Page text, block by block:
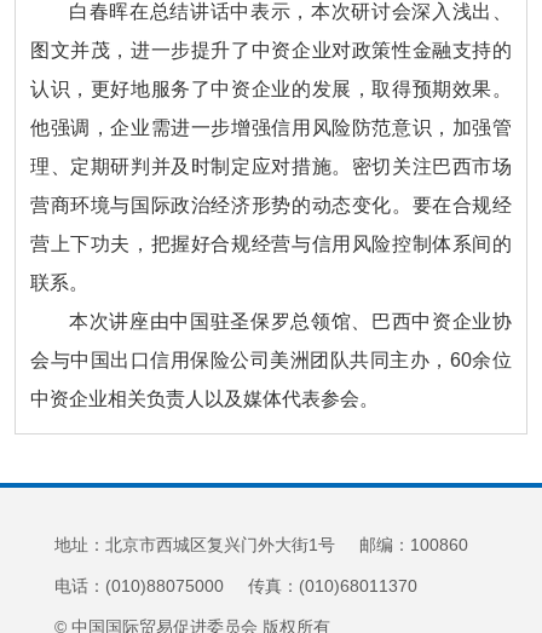
白春晖在总结讲话中表示，本次研讨会深入浅出、
图文并茂，进一步提升了中资企业对政策性金融支持的
认识，更好地服务了中资企业的发展，取得预期效果。
他强调，企业需进一步增强信用风险防范意识，加强管
理、定期研判并及时制定应对措施。密切关注巴西市场
营商环境与国际政治经济形势的动态变化。要在合规经
营上下功夫，把握好合规经营与信用风险控制体系间的
联系。
本次讲座由中国驻圣保罗总领馆、巴西中资企业协
会与中国出口信用保险公司美洲团队共同主办，60余位
中资企业相关负责人以及媒体代表参会。
地址：北京市西城区复兴门外大街1号 邮编：100860
电话：(010)88075000 传真：(010)68011370
© 中国国际贸易促进委员会 版权所有